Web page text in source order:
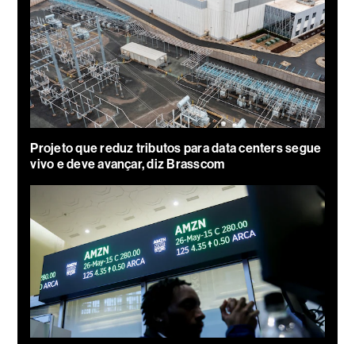
Projeto que reduz tributos para data centers segue
vivo e deve avançar, diz Brasscom